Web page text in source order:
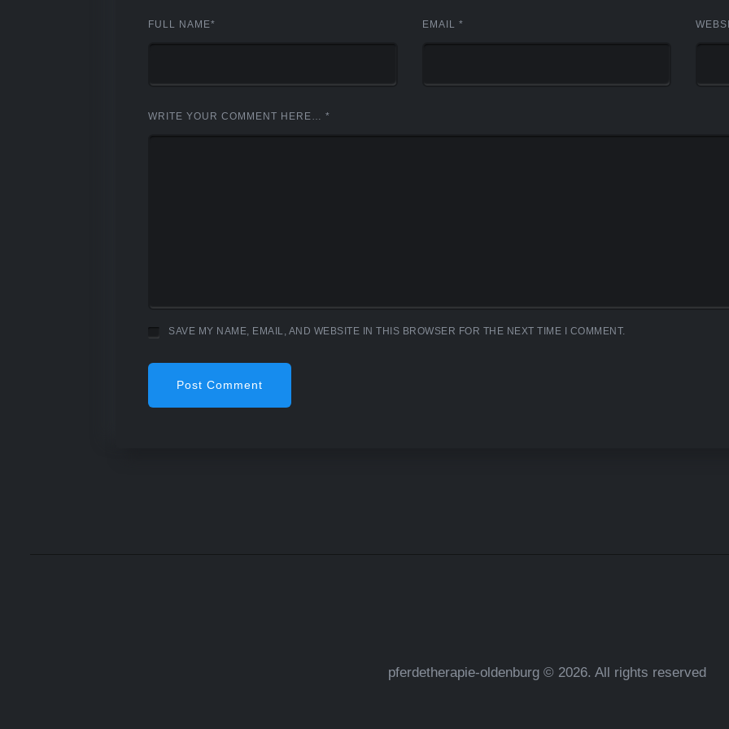
FULL NAME* EMAIL *
WRITE YOUR COMMENT HERE… *
SAVE MY NAME, EMAIL, AND WEBSITE IN THIS BROWSER FOR THE NEXT TIME I COMMENT.
pferdetherapie-oldenburg © 2026. All rights reserved